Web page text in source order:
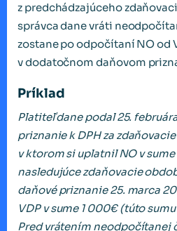
z predchádzajúceho
správca dane vráti
zostane po odpočítaní NO od
v dodatočnom daňovom
Príklad
Platiteľ dane podal 25.
priznanie k DPH za
v ktorom si uplatnil NO v
nasledujúce zdaňovacie
daňové priznanie 25. marca
VDP v sume 1 000€ (túto
Pred vrátením neodpočítanej